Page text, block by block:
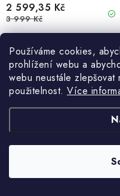
Používáme cookies,
prohlížení webu a
webu neustále zlepšovat
použitelnost. Více
2 599,35 Kč
3 999 Kč
Designová skříňka PIFFA je
stříbrné barvy